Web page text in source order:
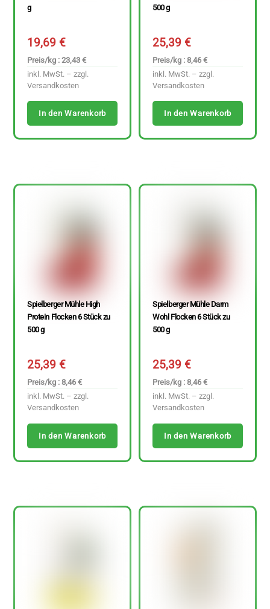
g
19,69€
Preis/kg : 23,43 €
inkl. MwSt. – zzgl.
Versandkosten
In den Warenkorb
500 g
25,39€
Preis/kg : 8,46 €
inkl. MwSt. – zzgl.
Versandkosten
In den Warenkorb
Spielberger Mühle High
Protein Flocken 6 Stück zu
500 g
25,39€
Preis/kg : 8,46 €
inkl. MwSt. – zzgl.
Versandkosten
In den Warenkorb
Spielberger Mühle Darm
Wohl Flocken 6 Stück zu
500 g
25,39€
Preis/kg : 8,46 €
inkl. MwSt. – zzgl.
Versandkosten
In den Warenkorb